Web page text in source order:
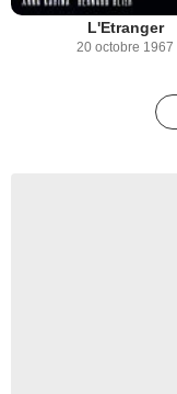
L'Etranger
20 octobre 1967